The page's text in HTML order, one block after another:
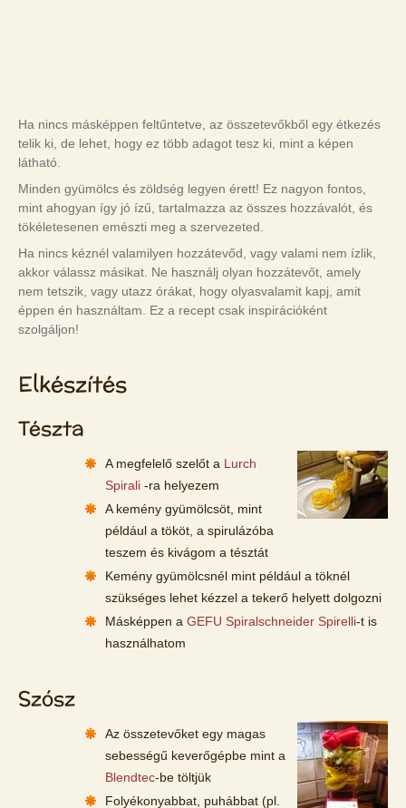
Ha nincs másképpen feltűntetve, az összetevőkből egy étkezés
telik ki, de lehet, hogy ez több adagot tesz ki, mint a képen
látható.
Minden gyümölcs és zöldség legyen érett! Ez nagyon fontos,
mint ahogyan így jó ízű, tartalmazza az összes hozzávalót, és
tökéletesenen emészti meg a szervezeted.
Ha nincs kéznél valamilyen hozzátevőd, vagy valami nem ízlik,
akkor válassz másikat. Ne használj olyan hozzátevőt, amely
nem tetszik, vagy utazz órákat, hogy olyasvalamit kapj, amit
éppen én használtam. Ez a recept csak inspirációként
szolgáljon!
Elkészítés
Tészta
A megfelelő szelőt a Lurch
Spirali -ra helyezem
A kemény gyümölcsöt, mint
például a tököt, a spirulázóba
teszem és kivágom a tésztát
Kemény gyümölcsnél mint például a töknél
szükséges lehet kézzel a tekerő helyett dolgozni
Másképpen a GEFU Spiralschneider Spirelli-t is
használhatom
Szósz
Az összetevőket egy magas
sebességű keverőgépbe mint a
Blendtec-be töltjük
Folyékonyabbat, puhábbat (pl.